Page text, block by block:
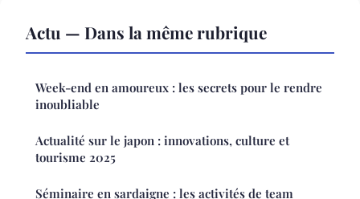
Actu — Dans la même rubrique
Week-end en amoureux : les secrets pour le rendre
inoubliable
Actualité sur le japon : innovations, culture et
tourisme 2025
Séminaire en sardaigne : les activités de team